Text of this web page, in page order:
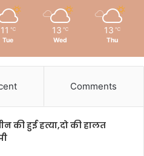
11 ℃
Tue
13 ℃
Wed
13 ℃
Thu
Comments
की हुई हत्या,दो की हालत